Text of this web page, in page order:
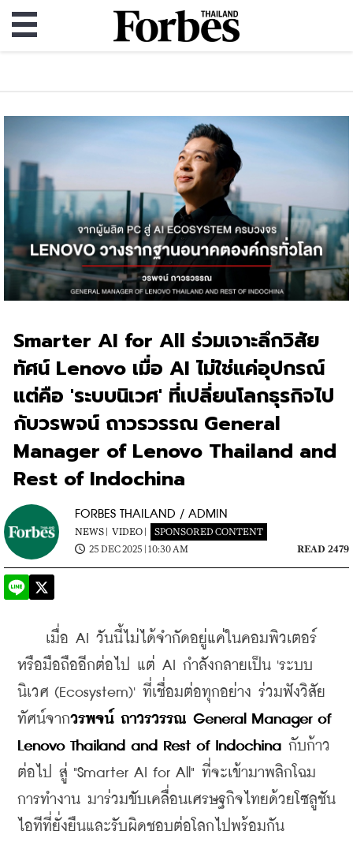
Smarter AI for All ร่วมเจาะลึกวิสัย
ทัศน์ Lenovo เมื่อ AI ไม่ใช่แค่อุปกรณ์
แต่คือ 'ระบบนิเวศ' ที่เปลี่ยนโลกธุรกิจไป
กับวรพจน์ ถาวรวรรณ General
Manager of Lenovo Thailand and
Rest of Indochina
FORBES THAILAND / ADMIN
NEWS | VIDEO |
SPONSORED CONTENT
25 DEC 2025 | 10:30 AM
READ 2479
เมื่อ AI วันนี้ไม่ได้จำกัดอยู่แค่ในคอมพิวเตอร์
หรือมือถืออีกต่อไป แต่ AI กำลังกลายเป็น 'ระบบ
นิเวศ (Ecosystem)' ที่เชื่อมต่อทุกอย่าง ร่วมฟังวิสัย
ทัศน์จากวรพจน์ ถาวรวรรณ General Manager of
Lenovo Thailand and Rest of Indochina กับก้าว
ต่อไป สู่ "Smarter AI for All" ที่จะเข้ามาพลิกโฉม
การทำงาน มาร่วมขับเคลื่อนเศรษฐกิจไทยด้วยโซลูชัน
ไอทีที่ยั่งยืนและรับผิดชอบต่อโลกไปพร้อมกัน